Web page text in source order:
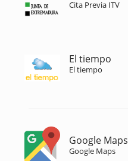
Cita Previa ITV
El tiempo
El tiempo
Google Maps
Google Maps